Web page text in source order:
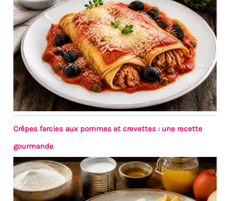
Crêpes farcies aux pommes et crevettes : une recette
gourmande